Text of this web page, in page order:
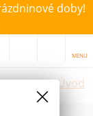
doby!
MENU
Úvod